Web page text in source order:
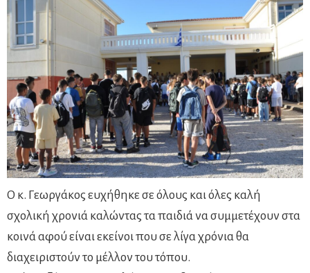
Ο κ. Γεωργάκος ευχήθηκε σε όλους και όλες καλή
σχολική χρονιά καλώντας τα παιδιά να συμμετέχουν στα
κοινά αφού είναι εκείνοι που σε λίγα χρόνια θα
διαχειριστούν το μέλλον του τόπου.